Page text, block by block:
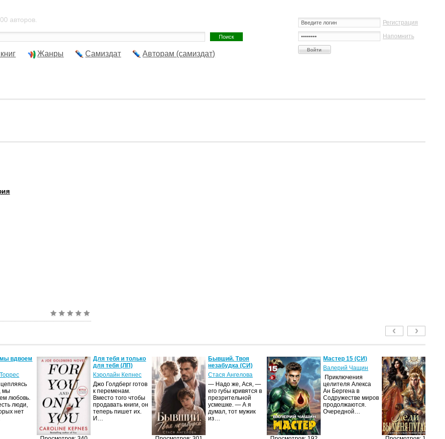
Регистрация
Напомнить
авторов.
Жанры Самиздат Авторам (самиздат)
вдвоем
мы
любовь.
люди,
нет
Для тебя и только
для тебя (ЛП)
Кэролайн Кепнес
Джо Голдберг готов
к переменам.
Вместо того чтобы
продавать книги, он
теперь пишет их.
И…
Бывший. Твоя
незабудка (СИ)
Стася Ангелова
— Надо же, Ася, —
его губы кривятся в
презрительной
усмешке. — А я
думал, тот мужик
из…
Мастер 15 (СИ)
Валерий Чащин
Приключения
целителя Алекса
Ан Бергена в
Содружестве миров
продолжаются.
Очередной…